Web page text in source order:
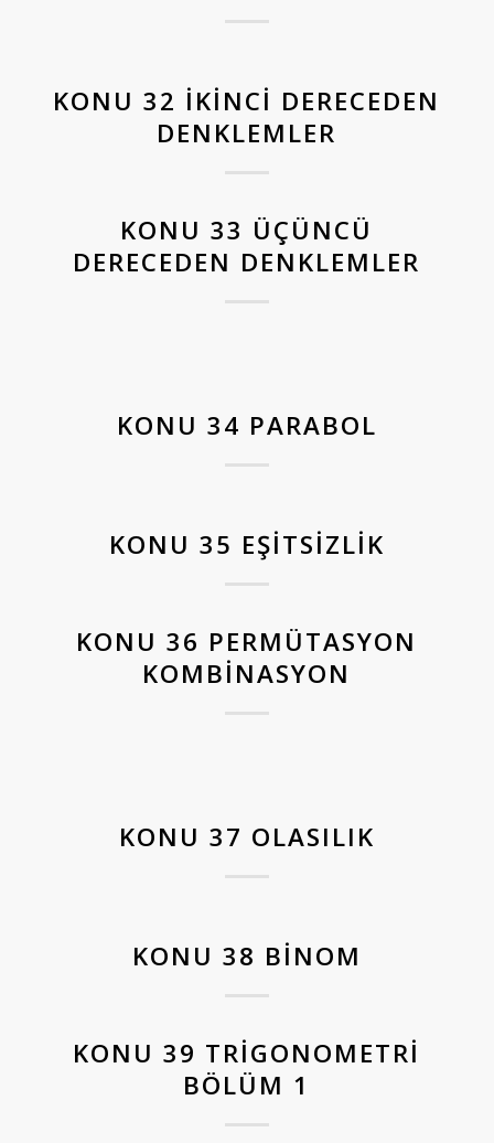
KONU 32 İKINCI DERECEDEN
DENKLEMLER
KONU 33 ÜÇÜNCÜ
DERECEDEN DENKLEMLER
KONU 34 PARABOL
KONU 35 EŞITSIZLIK
KONU 36 PERMÜTASYON
KOMBINASYON
KONU 37 OLASILIK
KONU 38 BINOM
KONU 39 TRIGONOMETRI
BÖLÜM 1